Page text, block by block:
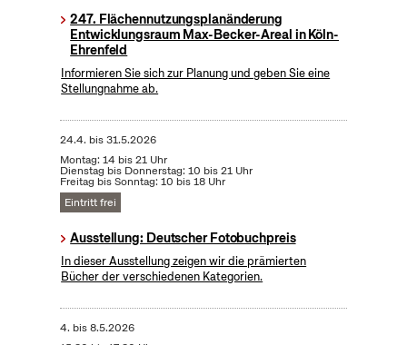
247. Flächennutzungsplanänderung
Entwicklungsraum Max-Becker-Areal in Köln-
Ehrenfeld
Informieren Sie sich zur Planung und geben Sie eine
Stellungnahme ab.
24.4. bis31.5.2026
Montag: 14 bis 21 Uhr
Dienstag bis Donnerstag: 10 bis 21 Uhr
Freitag bis Sonntag: 10 bis 18 Uhr
Eintritt frei
Ausstellung: Deutscher Fotobuchpreis
In dieser Ausstellung zeigen wir die prämierten
Bücher der verschiedenen Kategorien.
4. bis8.5.2026